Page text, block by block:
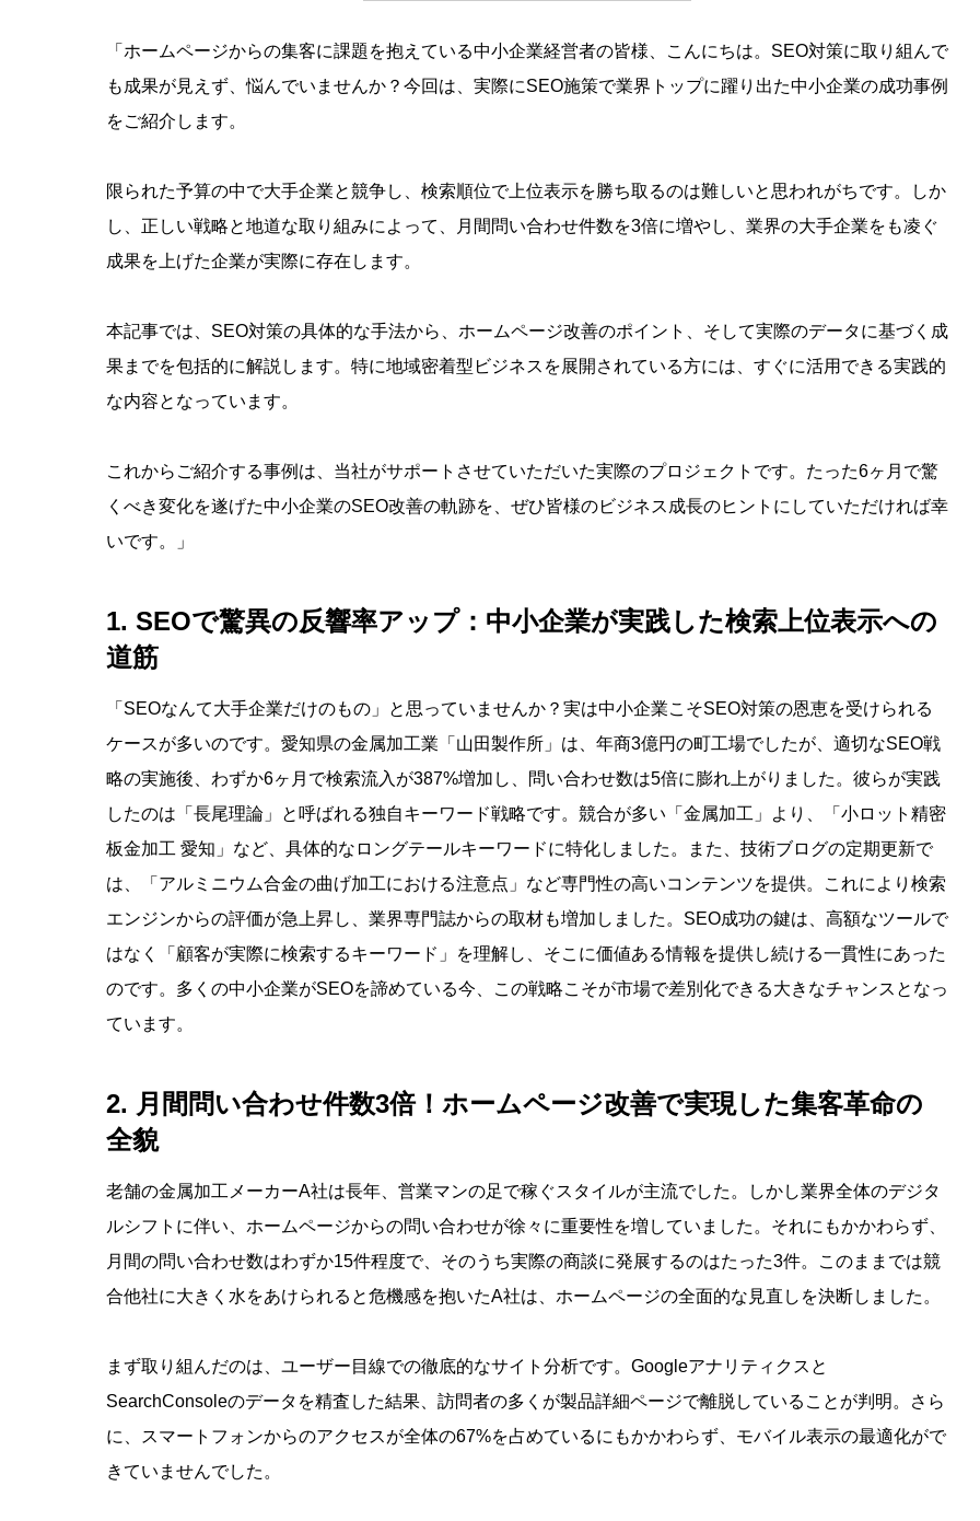
「ホームページからの集客に課題を抱えている中小企業経営者の皆様、こんにちは。SEO対策に取り組んで
も成果が見えず、悩んでいませんか？今回は、実際にSEO施策で業界トップに躍り出た中小企業の成功事例
をご紹介します。
限られた予算の中で大手企業と競争し、検索順位で上位表示を勝ち取るのは難しいと思われがちです。しか
し、正しい戦略と地道な取り組みによって、月間問い合わせ件数を3倍に増やし、業界の大手企業をも凌ぐ
成果を上げた企業が実際に存在します。
本記事では、SEO対策の具体的な手法から、ホームページ改善のポイント、そして実際のデータに基づく成
果までを包括的に解説します。特に地域密着型ビジネスを展開されている方には、すぐに活用できる実践的
な内容となっています。
これからご紹介する事例は、当社がサポートさせていただいた実際のプロジェクトです。たった6ヶ月で驚
くべき変化を遂げた中小企業のSEO改善の軌跡を、ぜひ皆様のビジネス成長のヒントにしていただければ幸
いです。」
1. SEOで驚異の反響率アップ：中小企業が実践した検索上位表示への
道筋
「SEOなんて大手企業だけのもの」と思っていませんか？実は中小企業こそSEO対策の恩恵を受けられる
ケースが多いのです。愛知県の金属加工業「山田製作所」は、年商3億円の町工場でしたが、適切なSEO戦
略の実施後、わずか6ヶ月で検索流入が387%増加し、問い合わせ数は5倍に膨れ上がりました。彼らが実践
したのは「長尾理論」と呼ばれる独自キーワード戦略です。競合が多い「金属加工」より、「小ロット精密
板金加工 愛知」など、具体的なロングテールキーワードに特化しました。また、技術ブログの定期更新で
は、「アルミニウム合金の曲げ加工における注意点」など専門性の高いコンテンツを提供。これにより検索
エンジンからの評価が急上昇し、業界専門誌からの取材も増加しました。SEO成功の鍵は、高額なツールで
はなく「顧客が実際に検索するキーワード」を理解し、そこに価値ある情報を提供し続ける一貫性にあった
のです。多くの中小企業がSEOを諦めている今、この戦略こそが市場で差別化できる大きなチャンスとなっ
ています。
2. 月間問い合わせ件数3倍！ホームページ改善で実現した集客革命の
全貌
老舗の金属加工メーカーA社は長年、営業マンの足で稼ぐスタイルが主流でした。しかし業界全体のデジタ
ルシフトに伴い、ホームページからの問い合わせが徐々に重要性を増していました。それにもかかわらず、
月間の問い合わせ数はわずか15件程度で、そのうち実際の商談に発展するのはたった3件。このままでは競
合他社に大きく水をあけられると危機感を抱いたA社は、ホームページの全面的な見直しを決断しました。
まず取り組んだのは、ユーザー目線での徹底的なサイト分析です。Googleアナリティクスと
SearchConsoleのデータを精査した結果、訪問者の多くが製品詳細ページで離脱していることが判明。さら
に、スマートフォンからのアクセスが全体の67%を占めているにもかかわらず、モバイル表示の最適化がで
きていませんでした。
化！効果的な集客とLP設計の極
意
ットフォーム別ショート動画